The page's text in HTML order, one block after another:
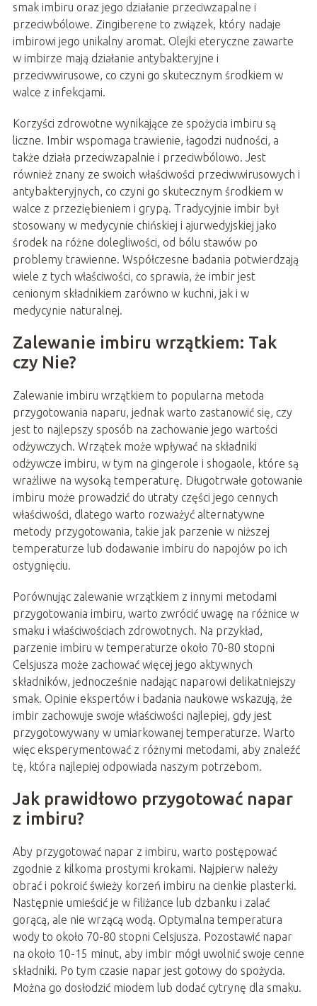
smak imbiru oraz jego działanie przeciwzapalne i
przeciwbólowe. Zingiberene to związek, który nadaje
imbirowi jego unikalny aromat. Olejki eteryczne zawarte
w imbirze mają działanie antybakteryjne i
przeciwwirusowe, co czyni go skutecznym środkiem w
walce z infekcjami.
Korzyści zdrowotne wynikające ze spożycia imbiru są
liczne. Imbir wspomaga trawienie, łagodzi nudności, a
także działa przeciwzapalnie i przeciwbólowo. Jest
również znany ze swoich właściwości przeciwwirusowych i
antybakteryjnych, co czyni go skutecznym środkiem w
walce z przeziębieniem i grypą. Tradycyjnie imbir był
stosowany w medycynie chińskiej i ajurwedyjskiej jako
środek na różne dolegliwości, od bólu stawów po
problemy trawienne. Współczesne badania potwierdzają
wiele z tych właściwości, co sprawia, że imbir jest
cenionym składnikiem zarówno w kuchni, jak i w
medycynie naturalnej.
Zalewanie imbiru wrzątkiem: Tak
czy Nie?
Zalewanie imbiru wrzątkiem to popularna metoda
przygotowania naparu, jednak warto zastanowić się, czy
jest to najlepszy sposób na zachowanie jego wartości
odżywczych. Wrzątek może wpływać na składniki
odżywcze imbiru, w tym na gingerole i shogaole, które są
wrażliwe na wysoką temperaturę. Długotrwałe gotowanie
imbiru może prowadzić do utraty części jego cennych
właściwości, dlatego warto rozważyć alternatywne
metody przygotowania, takie jak parzenie w niższej
temperaturze lub dodawanie imbiru do napojów po ich
ostygnięciu.
Porównując zalewanie wrzątkiem z innymi metodami
przygotowania imbiru, warto zwrócić uwagę na różnice w
smaku i właściwościach zdrowotnych. Na przykład,
parzenie imbiru w temperaturze około 70-80 stopni
Celsjusza może zachować więcej jego aktywnych
składników, jednocześnie nadając naparowi delikatniejszy
smak. Opinie ekspertów i badania naukowe wskazują, że
imbir zachowuje swoje właściwości najlepiej, gdy jest
przygotowywany w umiarkowanej temperaturze. Warto
więc eksperymentować z różnymi metodami, aby znaleźć
tę, która najlepiej odpowiada naszym potrzebom.
Jak prawidłowo przygotować napar
z imbiru?
Aby przygotować napar z imbiru, warto postępować
zgodnie z kilkoma prostymi krokami. Najpierw należy
obrać i pokroić świeży korzeń imbiru na cienkie plasterki.
Następnie umieścić je w filiżance lub dzbanku i zalać
gorącą, ale nie wrzącą wodą. Optymalna temperatura
wody to około 70-80 stopni Celsjusza. Pozostawić napar
na około 10-15 minut, aby imbir mógł uwolnić swoje cenne
składniki. Po tym czasie napar jest gotowy do spożycia.
Można go dosłodzić miodem lub dodać cytrynę dla smaku.